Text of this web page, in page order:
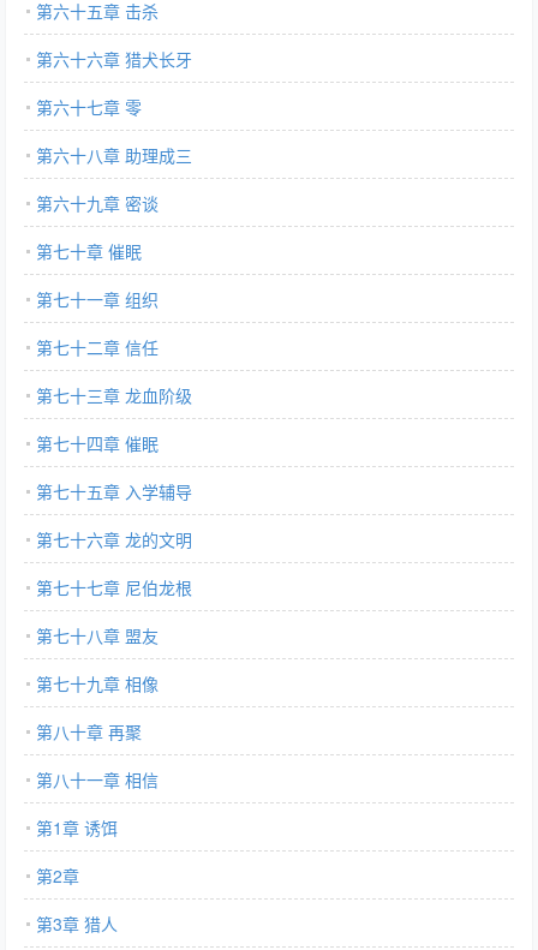
第六十五章 击杀
第六十六章 猎犬长牙
第六十七章 零
第六十八章 助理成三
第六十九章 密谈
第七十章 催眠
第七十一章 组织
第七十二章 信任
第七十三章 龙血阶级
第七十四章 催眠
第七十五章 入学辅导
第七十六章 龙的文明
第七十七章 尼伯龙根
第七十八章 盟友
第七十九章 相像
第八十章 再聚
第八十一章 相信
第1章 诱饵
第2章
第3章 猎人